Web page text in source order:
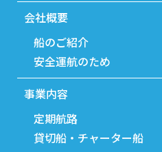
会社概要
船のご紹介
安全運航のため
事業内容
定期航路
貸切船・チャーター船